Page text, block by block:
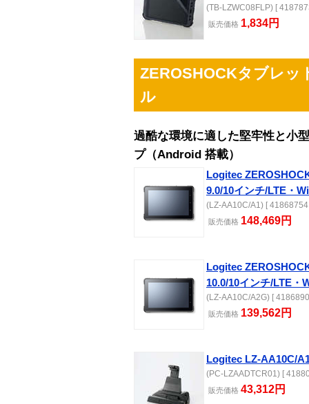
(TB-LZWC08FLP) [
販売価格 1,834円
ZEROSHOCKタブレッ
ル
過酷な環境に適した堅牢性と小
プ（Android 搭載）
Logitec
9.0/10インチ/LTE・
(LZ-AA10C/A1) [
販売価格 148,469円
Logitec
10.0/10インチ/LTE・
(LZ-AA10C/A2G) [
販売価格 139,562円
Logitec LZ-AA10C/
(PC-LZAADTCR01) [
販売価格 43,312円